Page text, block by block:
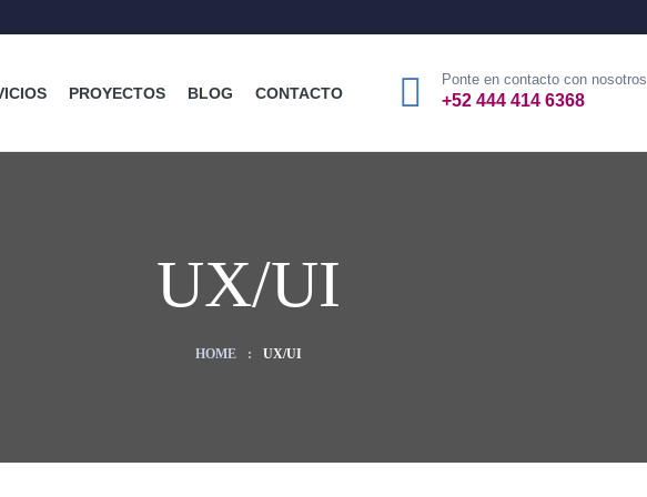
PROYECTOS BLOG CONTACTO
Ponte en contacto con nosotros
+52 444 414 6368
UX/UI
HOME : UX/UI